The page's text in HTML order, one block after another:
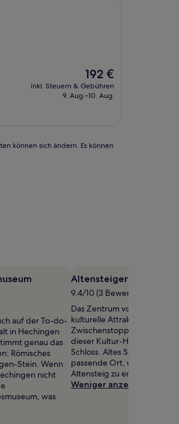
Der
Preis
beträgt
192 €
inkl. Steuern & Gebühren
9. Aug.–10. Aug.
können sich ändern. Es können
auf der To-do-
in Hechingen
genau das
Römisches
Stein. Wenn
nicht
was
Altensteiger Schloss
9.4/10 (3 Bewertungen)
Das Zentrum von
kulturelle Attraktionen, für
Zwischenstopp sicherlich
dieser Kultur-Highlights:
Schloss. Altes Schloss mit
passende Ort, um die
Altensteig zu erleben.
Weniger anzeigen